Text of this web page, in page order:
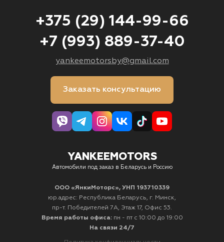
+375 (29) 144-99-66
+7 (993) 889-37-40
yankeemotorsby@gmail.com
Заказать консультацию
YANKEEMOTORS
Автомобили под заказ в Беларусь и Россию
ООО «ЯнкиМоторс», УНП 193710339
юр.адрес: Республика Беларусь, г. Минск,
пр-т. Победителей 7А, Этаж 17, Офис 53.
Время работы офиса: пн - пт с 10:00 до 19:00
На связи 24/7